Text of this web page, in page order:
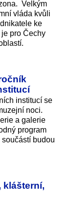
Velkým
vláda kvůli
ke
pro Čechy
institucí se
noci.
a galerie
program
budou
klášterní,